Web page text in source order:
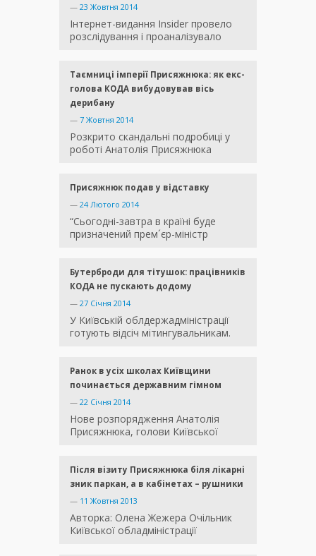
— 23 Жовтня 2014
Інтернет-видання Insider провело
розслідування і проаналізувало
Таємниці імперії Присяжнюка: як екс-
голова КОДА вибудовував вісь
дерибану
— 7 Жовтня 2014
Розкрито скандальні подробиці у
роботі Анатолія Присяжнюка
Присяжнюк подав у відставку
— 24 Лютого 2014
“Сьогодні-завтра в країні буде
призначений прем´єр-міністр
Бутерброди для тітушок: працівників
КОДА не пускають додому
— 27 Січня 2014
У Київській облдержадміністрації
готують відсіч мітингувальникам.
Ранок в усіх школах Київщини
починається державним гімном
— 22 Січня 2014
Нове розпорядження Анатолія
Присяжнюка, голови Київської
Після візиту Присяжнюка біля лікарні
зник паркан, а в кабінетах – рушники
— 11 Жовтня 2013
Авторка: Олена Жежера Очільник
Київської обладміністрації